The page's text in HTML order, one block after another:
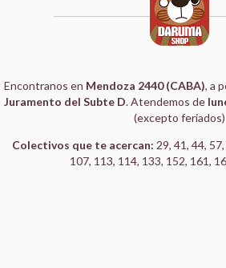
Encontranos en Mendoza 2440 (CABA), a
Juramento del Subte D. Atendemos de
(excepto feriados)
Colectivos que te acercan: 29, 41, 44,
107, 113, 114, 133, 152, 161,